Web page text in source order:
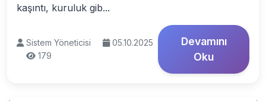
kaşıntı, kuruluk gib...
Sistem Yöneticisi
05.10.2025
179
Devamını
Oku